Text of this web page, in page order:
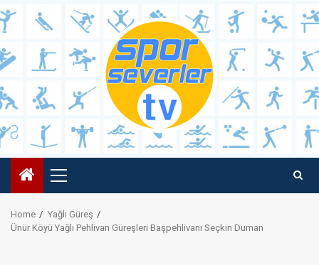
Skip
to
Primary
Menu
Home
Yağlı Güreş
Ünür Köyü Yağlı Pehlivan Güreşleri Başpehlivanı Seçkin Duman